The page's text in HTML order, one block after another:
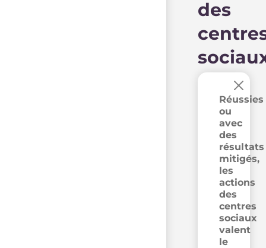
des
Réussies
ou
avec
des
résultats
mitigés,
les
actions
des
centres
sociaux
valent
le
×